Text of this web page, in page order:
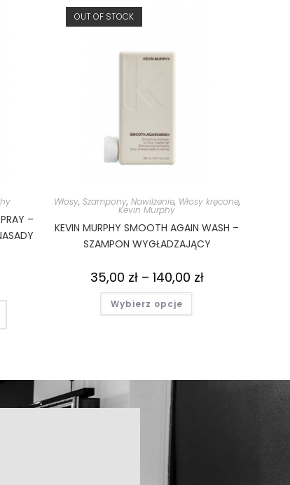
–
OUT OF STOCK
Włosy, Szampony, Nawilżenie, Włosy kręcone,
Kevin Murphy
KEVIN MURPHY SMOOTH AGAIN WASH –
SZAMPON WYGŁADZAJĄCY
35,00 zł – 140,00 zł
Wybierz opcje